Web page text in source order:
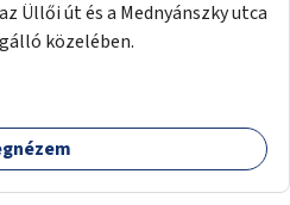
Üllői út és a Mednyánszky utca
közelében.